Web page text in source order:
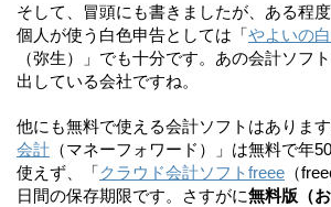
そして、冒頭にも書きましたが、ある程
個人が使う白色申告としては「やよいの
（弥生）」でも十分です。あの会計ソフ
出している会社ですね。
他にも無料で使える会計ソフトはありま
会計 （マネーフォワード）」は無料で年
使えず、「クラウド会計ソフトfreee （
日間の保存期限です。さすがに無料版（